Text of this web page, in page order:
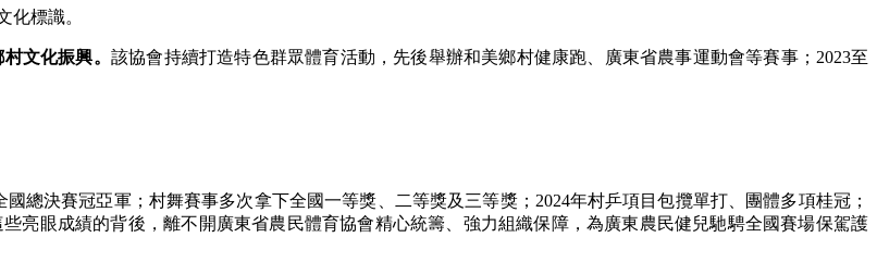
標識。
文化振興。 該協會持續打造特色群眾體育活動，先後舉辦和美鄉村健康跑、廣東省農事運動會等賽事；2023至
決賽冠亞軍；村舞賽事多次拿下全國一等獎、二等獎及三等獎；2024年村乒項目包攬單打、團體多項桂冠；
亮眼成績的背後，離不開廣東省農民體育協會精心統籌、強力組織保障，為廣東農民健兒馳騁全國賽場保駕護